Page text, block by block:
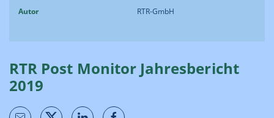
Autor
RTR-GmbH
RTR Post Monitor Jahresbericht
2019